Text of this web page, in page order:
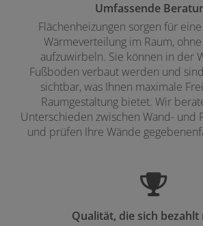
Umfassende
Flächenheizungen sorgen für
Wärmeverteilung im Raum,
aufzuwirbeln. Sie können in der
Fußboden verbaut werden und
sichtbar, was Ihnen maximale
Raumgestaltung bietet. Wir
Unterschieden zwischen Wand- und
und prüfen Ihre Wände
Qualität, die sich bezahlt